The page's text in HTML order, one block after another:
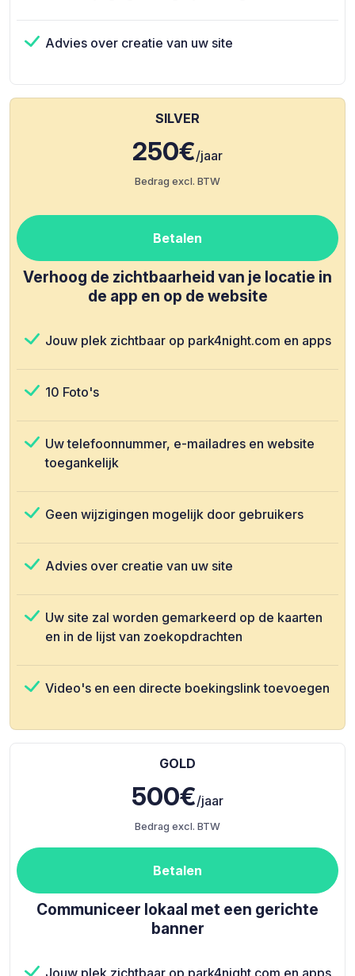
Advies over creatie van uw site
SILVER
250€/jaar
Bedrag excl. BTW
Betalen
Verhoog de zichtbaarheid van je locatie in
de app en op de website
Jouw plek zichtbaar op park4night.com en apps
10 Foto's
Uw telefoonnummer, e-mailadres en website
toegankelijk
Geen wijzigingen mogelijk door gebruikers
Advies over creatie van uw site
Uw site zal worden gemarkeerd op de kaarten
en in de lijst van zoekopdrachten
Video's en een directe boekingslink toevoegen
GOLD
500€/jaar
Bedrag excl. BTW
Betalen
Communiceer lokaal met een gerichte
banner
Jouw plek zichtbaar op park4night.com en apps